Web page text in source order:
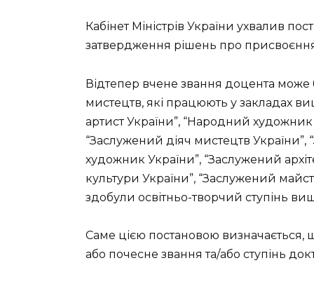
Кабінет Міністрів України ухвалив
затвердження рішень про
Відтепер вчене звання доцента
мистецтв, які працюють у закладах
артист України”, “Народний художник
“Заслужений діяч мистецтв
художник України”, “Заслужений
культури України”, “Заслужений
здобули освітньо-творчий ступінь
Саме цією постановою
або почесне звання та/або ступінь